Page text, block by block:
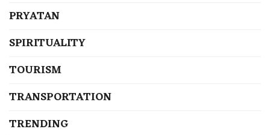
PRYATAN
SPIRITUALITY
TOURISM
TRANSPORTATION
TRENDING